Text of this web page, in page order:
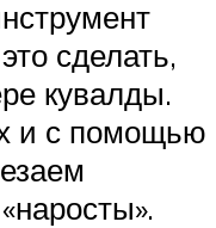
сделать,
кувалды.
и с помощью